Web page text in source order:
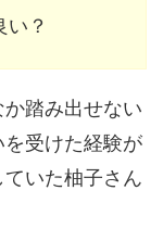
？
踏み出せない
を受けた経験が
いた柚子さん